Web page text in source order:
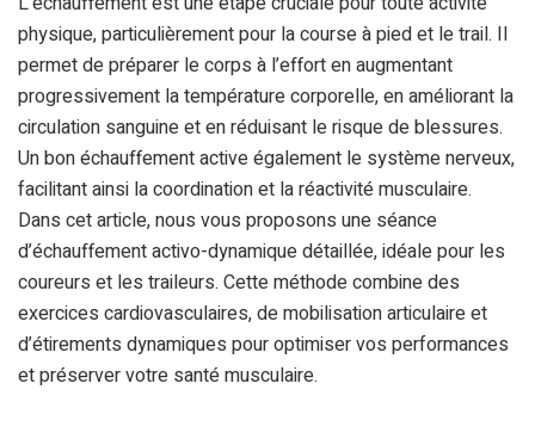
physique, particulièrement pour la course à pied et le trail. Il
permet de préparer le corps à l’effort en augmentant
progressivement la température corporelle, en améliorant la
circulation sanguine et en réduisant le risque de blessures.
Un bon échauffement active également le système nerveux,
facilitant ainsi la coordination et la réactivité musculaire.
Dans cet article, nous vous proposons une séance
d’échauffement activo-dynamique détaillée, idéale pour les
coureurs et les traileurs. Cette méthode combine des
exercices cardiovasculaires, de mobilisation articulaire et
d’étirements dynamiques pour optimiser vos performances
et préserver votre santé musculaire.